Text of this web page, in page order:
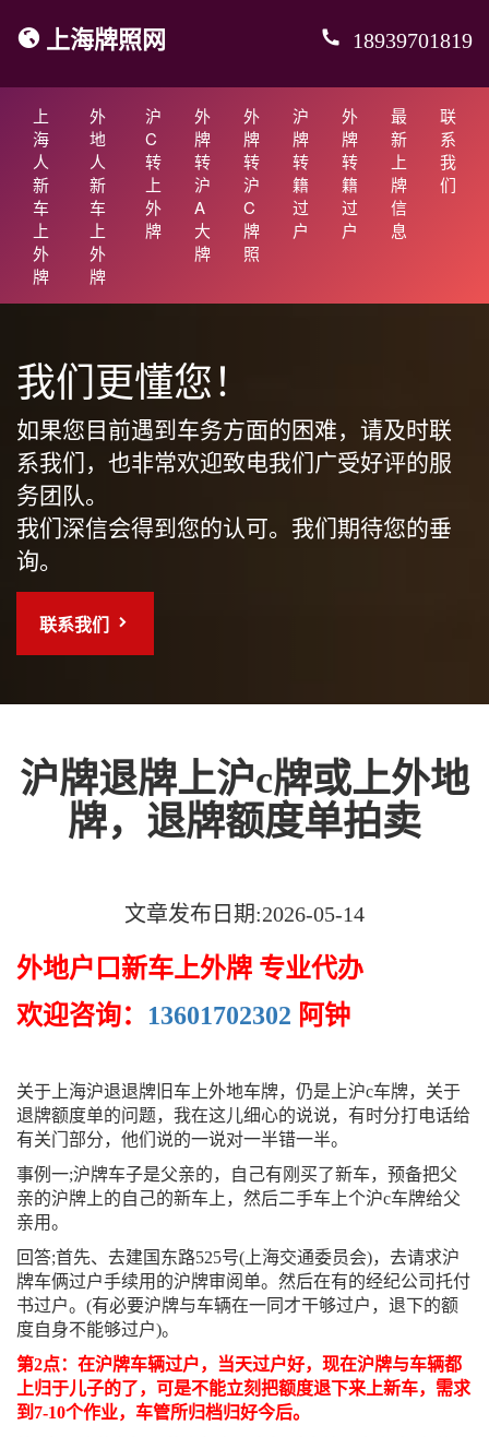
上海牌照网 18939701819
上
海
人
新
车
上
外
牌
外
地
人
新
车
上
外
牌
沪
C
转
上
外
牌
外
牌
转
沪
A
大
牌
外
牌
转
沪
C
牌
照
沪
牌
转
籍
过
户
外
牌
转
籍
过
户
最
新
上
牌
信
息
联
系
我
们
我们更懂您！
如果您目前遇到车务方面的困难，请及时联
系我们，也非常欢迎致电我们广受好评的服
务团队。
我们深信会得到您的认可。我们期待您的垂
询。
联系我们
沪牌退牌上沪c牌或上外地
牌，退牌额度单拍卖
文章发布日期:2026-05-14
外地户口新车上外牌 专业代办
欢迎咨询： 13601702302 阿钟
关于上海沪退退牌旧车上外地车牌，仍是上沪c车牌，关于
退牌额度单的问题，我在这儿细心的说说，有时分打电话给
有关门部分，他们说的一说对一半错一半。
事例一;沪牌车子是父亲的，自己有刚买了新车，预备把父
亲的沪牌上的自己的新车上，然后二手车上个沪c车牌给父
亲用。
回答;首先、去建国东路525号(上海交通委员会)，去请求沪
牌车俩过户手续用的沪牌审阅单。然后在有的经纪公司托付
书过户。(有必要沪牌与车辆在一同才干够过户，退下的额
度自身不能够过户)。
第2点：在沪牌车辆过户，当天过户好，现在沪牌与车辆都
上归于儿子的了，可是不能立刻把额度退下来上新车，需求
到7-10个作业，车管所归档归好今后。